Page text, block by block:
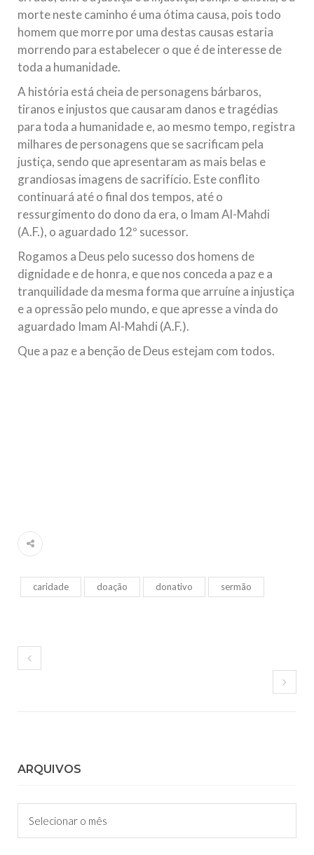
morte neste caminho é uma ótima causa, pois todo
homem que morre por uma destas causas estaria
morrendo para estabelecer o que é de interesse de
toda a humanidade.
A história está cheia de personagens bárbaros,
tiranos e injustos que causaram danos e tragédias
para toda a humanidade e, ao mesmo tempo, registra
milhares de personagens que se sacrificam pela
justiça, sendo que apresentaram as mais belas e
grandiosas imagens de sacrifício. Este conflito
continuará até o final dos tempos, até o
ressurgimento do dono da era, o Imam Al-Mahdi
(A.F.), o aguardado 12º sucessor.
Rogamos a Deus pelo sucesso dos homens de
dignidade e de honra, e que nos conceda a paz e a
tranquilidade da mesma forma que arruíne a injustiça
e a opressão pelo mundo, e que apresse a vinda do
aguardado Imam Al-Mahdi (A.F.).
Que a paz e a benção de Deus estejam com todos.
caridade doação donativo sermão
ARQUIVOS
Arquivos